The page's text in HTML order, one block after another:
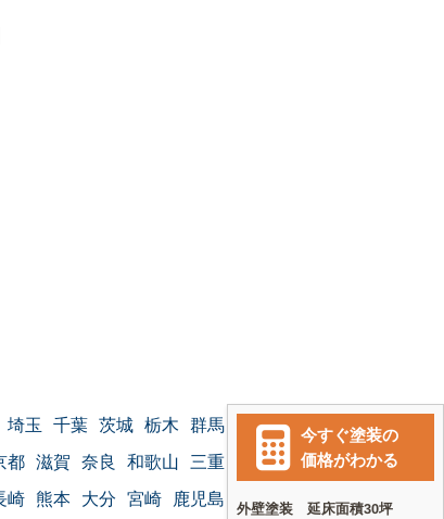
埼玉 千葉 茨城 栃木 群馬
都 滋賀 奈良 和歌山 三重
崎 熊本 大分 宮崎 鹿児島 沖縄